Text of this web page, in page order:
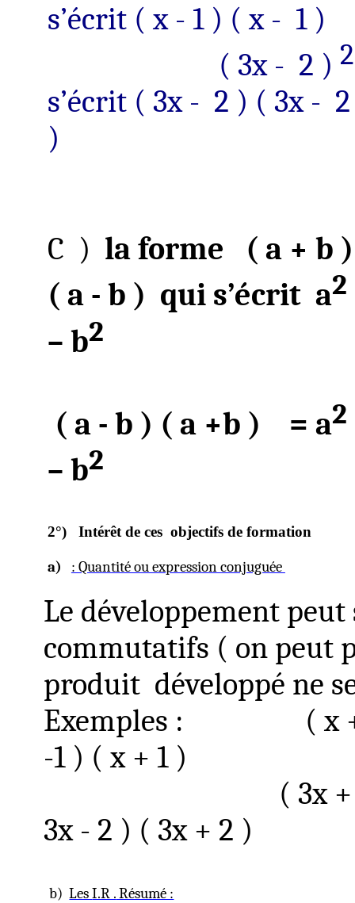
s’écrit ( x - 1 ) ( x - 1 )
( 3x- 2 ) 2
s’écrit ( 3x - 2 ) ( 3x - 2
)
C ) la forme
( a + b )
( a - b ) qui s’écrit a2
– b2
( a- b ) ( a+b ) = a2
– b2
2°) Intérêt de ces objectifs de formation
a) : Quantité ou expression conjuguée
Le développement peut
commutatifs ( on peut
produit développé ne
Exemples :
( x
-1 ) ( x + 1 )
( 3x
3x - 2 ) ( 3x + 2 )
b) LesI.R .Résumé :